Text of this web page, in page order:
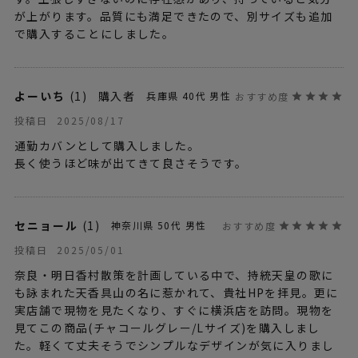
が上がります。品質にも満足できたので、別サイズも追加
で購入することにしました。
よーいち 1 購入者 兵庫県 40代 男性
投稿日
2025/08/17
通勤カバンとして購入しました。
セニョール 1 神奈川県 50代 男性
投稿日
2025/05/01
奈良・明日香村散策を計画している中で、持統天皇の歌に
も詠まれた天香具山の名に惹かれて、貴社HPを拝見。更に
実店舗で現物を見たくなり、すぐに横浜店を訪問。現物を
見てこの商品(チャコールグレー/Lサイズ)を購入しまし
た。軽くて丈夫そうでシンプルなデザインが気に入りまし